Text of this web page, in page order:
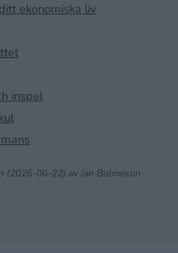
ekonomiska liv
inspel
(2026-06-22) av Jan Bolmeson.